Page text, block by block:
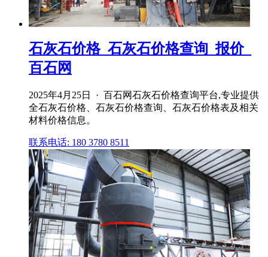
石灰石价格_石灰石价格查询_报价_
百石网
2025年4月25日 · 百石网石灰石价格查询平台,专业提供
全石灰石价格、石灰石价格查询、石灰石价格表及相关
材料价格信息。
联系电话: 180 3780 8511